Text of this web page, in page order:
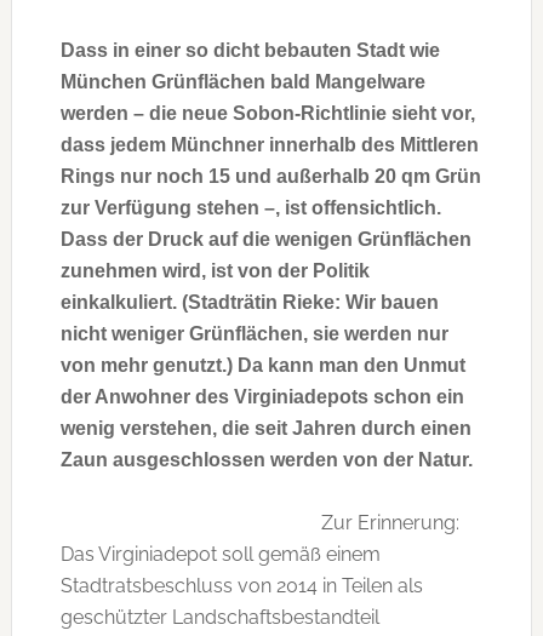
Dass in einer so dicht bebauten Stadt wie
München Grünflächen bald Mangelware
werden – die neue Sobon-Richtlinie sieht vor,
dass jedem Münchner innerhalb des Mittleren
Rings nur noch 15 und außerhalb 20 qm Grün
zur Verfügung stehen –, ist offensichtlich.
Dass der Druck auf die wenigen Grünflächen
zunehmen wird, ist von der Politik
einkalkuliert. (Stadträtin Rieke: Wir bauen
nicht weniger Grünflächen, sie werden nur
von mehr genutzt.) Da kann man den Unmut
der Anwohner des Virginiadepots schon ein
wenig verstehen, die seit Jahren durch einen
Zaun ausgeschlossen werden von der Natur.
Zur Erinnerung:
Das Virginiadepot soll gemäß einem
Stadtratsbeschluss von 2014 in Teilen als
geschützter Landschaftsbestandteil